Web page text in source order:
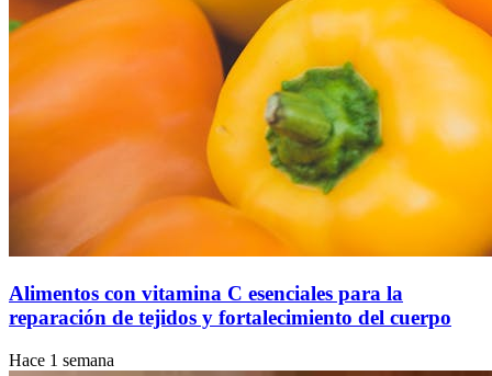
Alimentos con vitamina C esenciales para la
reparación de tejidos y fortalecimiento del cuerpo
Hace 1 semana